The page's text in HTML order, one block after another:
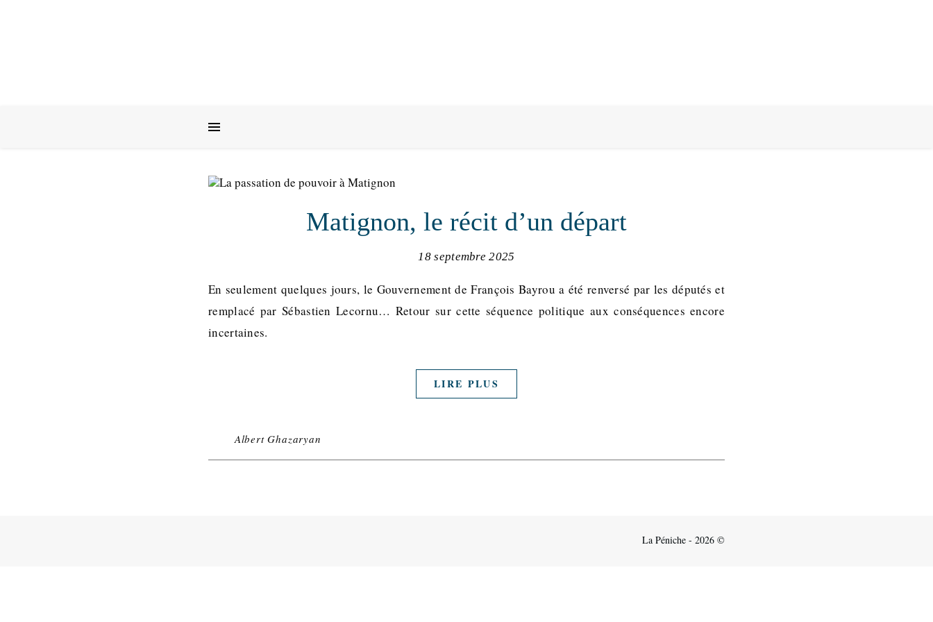
Matignon, le récit d’un départ
18 septembre 2025
En seulement quelques jours, le Gouvernement de François Bayrou a été renversé par les députés et
remplacé par Sébastien Lecornu… Retour sur cette séquence politique aux conséquences encore
incertaines.
LIRE PLUS
Albert Ghazaryan
La Péniche - 2026 ©